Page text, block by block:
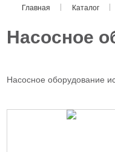
Главная Каталог
Насосное
Насосное оборудование